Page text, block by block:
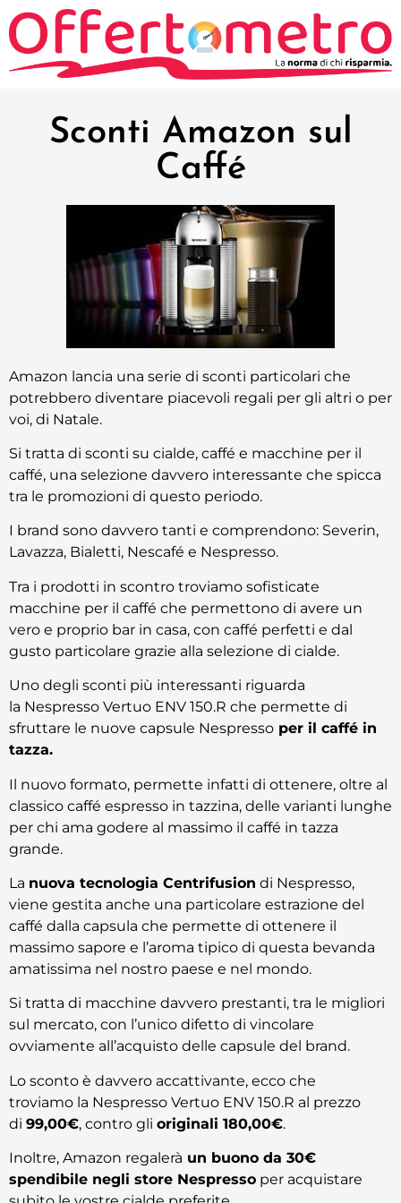
Sconti Amazon sul
Caffé
Amazon lancia una serie di sconti particolari che
potrebbero diventare piacevoli regali per gli altri o per
voi, di Natale.
Si tratta di sconti su cialde, caffé e macchine per il
caffé, una selezione davvero interessante che spicca
tra le promozioni di questo periodo.
I brand sono davvero tanti e comprendono: Severin,
Lavazza, Bialetti, Nescafé e Nespresso.
Tra i prodotti in scontro troviamo sofisticate
macchine per il caffé che permettono di avere un
vero e proprio bar in casa, con caffé perfetti e dal
gusto particolare grazie alla selezione di cialde.
Uno degli sconti più interessanti riguarda
la Nespresso Vertuo ENV 150.R che permette di
sfruttare le nuove capsule Nespresso per il caffé in
tazza.
Il nuovo formato, permette infatti di ottenere, oltre al
classico caffé espresso in tazzina, delle varianti lunghe
per chi ama godere al massimo il caffé in tazza
grande.
La nuova tecnologia Centrifusion di Nespresso,
viene gestita anche una particolare estrazione del
caffé dalla capsula che permette di ottenere il
massimo sapore e l’aroma tipico di questa bevanda
amatissima nel nostro paese e nel mondo.
Si tratta di macchine davvero prestanti, tra le migliori
sul mercato, con l’unico difetto di vincolare
ovviamente all’acquisto delle capsule del brand.
Lo sconto è davvero accattivante, ecco che
troviamo la Nespresso Vertuo ENV 150.R al prezzo
di 99,00€, contro gli originali 180,00€.
Inoltre, Amazon regalerà un buono da 30€
spendibile negli store Nespresso per acquistare